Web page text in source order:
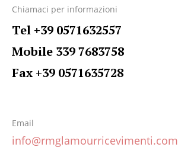
Chiamaci per informazioni
Tel +39 0571632557
Mobile 339 7683758
Fax +39 0571635728
Email
info@rmglamourricevimenti.com